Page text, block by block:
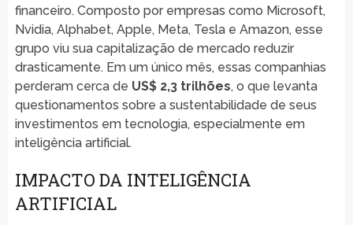
financeiro. Composto por empresas como Microsoft,
Nvidia, Alphabet, Apple, Meta, Tesla e Amazon, esse
grupo viu sua capitalização de mercado reduzir
drasticamente. Em um único mês, essas companhias
perderam cerca de US$ 2,3 trilhões, o que levanta
questionamentos sobre a sustentabilidade de seus
investimentos em tecnologia, especialmente em
inteligência artificial.
IMPACTO DA INTELIGÊNCIA
ARTIFICIAL